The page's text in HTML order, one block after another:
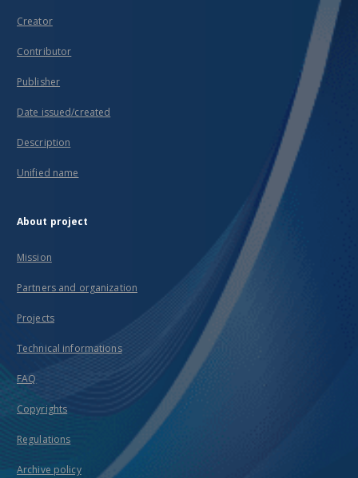
Creator
Contributor
Publisher
Date issued/created
Description
Unified name
About project
Mission
Partners and organization
Projects
Technical informations
FAQ
Copyrights
Regulations
Archive policy